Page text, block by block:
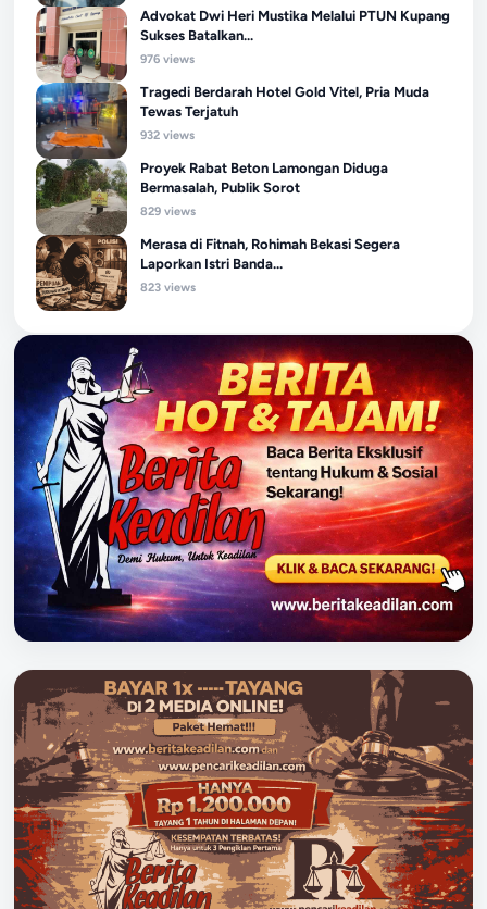
Advokat Dwi Heri Mustika Melalui PTUN Kupang
Sukses Batalkan...
976 views
Tragedi Berdarah Hotel Gold Vitel, Pria Muda
Tewas Terjatuh
932 views
Proyek Rabat Beton Lamongan Diduga
Bermasalah, Publik Sorot
829 views
Merasa di Fitnah, Rohimah Bekasi Segera
Laporkan Istri Banda...
823 views